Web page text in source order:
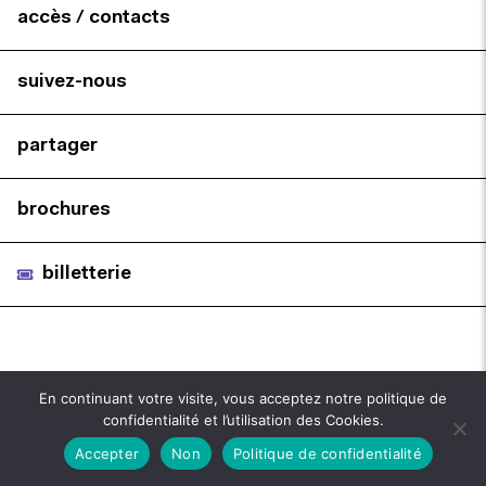
accès / contacts
suivez-nous
partager
brochures
billetterie
En continuant votre visite, vous acceptez notre politique de
confidentialité et l’utilisation des Cookies.
Accepter
Non Politique de confidentialité